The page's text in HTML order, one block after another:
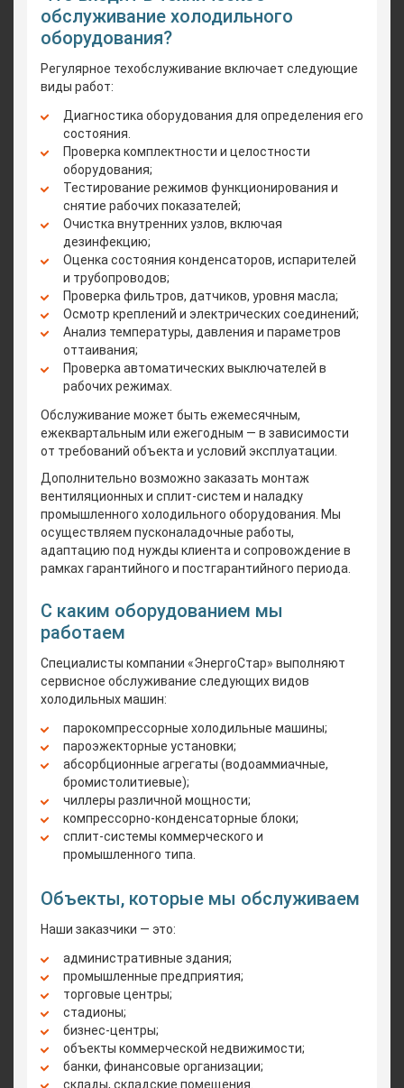
обслуживание холодильного
оборудования?
Регулярное техобслуживание включает следующие
виды работ:
Диагностика оборудования для определения его
состояния.
Проверка комплектности и целостности
оборудования;
Тестирование режимов функционирования и
снятие рабочих показателей;
Очистка внутренних узлов, включая
дезинфекцию;
Оценка состояния конденсаторов, испарителей
и трубопроводов;
Проверка фильтров, датчиков, уровня масла;
Осмотр креплений и электрических соединений;
Анализ температуры, давления и параметров
оттаивания;
Проверка автоматических выключателей в
рабочих режимах.
Обслуживание может быть ежемесячным,
ежеквартальным или ежегодным — в зависимости
от требований объекта и условий эксплуатации.
Дополнительно возможно заказать монтаж
вентиляционных и сплит-систем и наладку
промышленного холодильного оборудования. Мы
осуществляем пусконаладочные работы,
адаптацию под нужды клиента и сопровождение в
рамках гарантийного и постгарантийного периода.
С каким оборудованием мы
работаем
Специалисты компании «ЭнергоСтар» выполняют
сервисное обслуживание следующих видов
холодильных машин:
парокомпрессорные холодильные машины;
пароэжекторные установки;
абсорбционные агрегаты (водоаммиачные,
бромистолитиевые);
чиллеры различной мощности;
компрессорно-конденсаторные блоки;
сплит-системы коммерческого и
промышленного типа.
Объекты, которые мы обслуживаем
Наши заказчики — это:
административные здания;
промышленные предприятия;
торговые центры;
стадионы;
бизнес-центры;
объекты коммерческой недвижимости;
банки, финансовые организации;
склады, складские помещения.